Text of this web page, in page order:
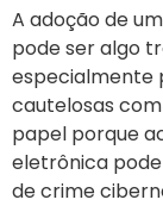
A adoção de
pode ser algo
especialmente
cautelosas
papel porque
eletrônica
de crime